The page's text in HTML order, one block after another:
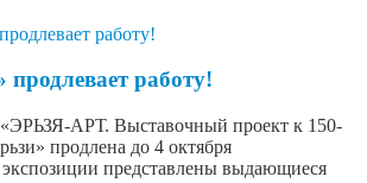
работу!
«ЭРЬЗЯ-АРТ. Выставочный проект к 150-
продлена до 4 октября
представлены выдающиеся